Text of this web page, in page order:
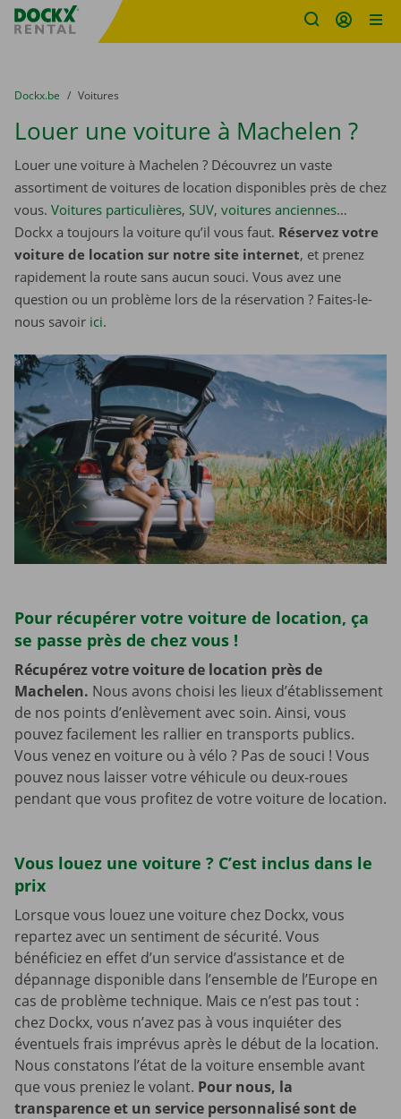
sitename
You are here:
du
Dockx.be to
Voitures
Louer une voiture à Machelen ?
Louer une voiture à Machelen ? Découvrez un vaste
assortiment de voitures de location disponibles près de chez
vous. Voitures particulières, SUV, voitures anciennes…
Dockx a toujours la voiture qu’il vous faut. Réservez votre
voiture de location sur notre site internet, et prenez
rapidement la route sans aucun souci. Vous avez une
question ou un problème lors de la réservation ? Faites-le-
nous savoir ici.
Pour récupérer votre voiture de location, ça
se passe près de chez vous !
Récupérez votre voiture de location près de
Machelen. Nous avons choisi les lieux d’établissement
de nos points d’enlèvement avec soin. Ainsi, vous
pouvez facilement les rallier en transports publics.
Vous venez en voiture ou à vélo ? Pas de souci ! Vous
pouvez nous laisser votre véhicule ou deux-roues
pendant que vous profitez de votre voiture de location.
Vous louez une voiture ? C’est inclus dans le
prix
Lorsque vous louez une voiture chez Dockx, vous
repartez avec un sentiment de sécurité. Vous
bénéficiez en effet d’un service d’assistance et de
dépannage disponible dans l’ensemble de l’Europe en
cas de problème technique. Mais ce n’est pas tout :
chez Dockx, vous n’avez pas à vous inquiéter des
éventuels frais imprévus après le début de la location.
Nous constatons l’état de la voiture ensemble avant
que vous preniez le volant. Pour nous, la
transparence et un service personnalisé sont de